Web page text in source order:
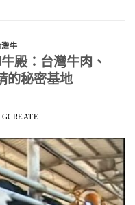
灣牛
殿：台灣牛肉、
的秘密基地
GCREATE